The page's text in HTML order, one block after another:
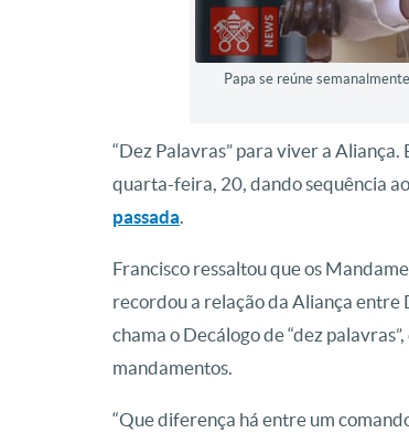
Papa se reúne
“Dez Palavras” para viver a Aliança.
quarta-feira, 20, dando sequência
passada.
Francisco ressaltou que os
recordou a relação da Aliança entre
chama o Decálogo de “dez
mandamentos.
“Que diferença há entre um